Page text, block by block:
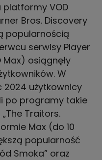
platformy VOD
Bros. Discovery
popularnością
serwisy Player
Max) osiągnęły
W
użytkownicy
po programy takie
„The Traitors.
Max (do 10
popularność
Smoka” oraz